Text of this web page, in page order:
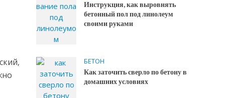
Инструкция, как выровнять
бетонный пол под линолеум
своими руками
БЕТОН
Как заточить сверло по бетону в
домашних условиях